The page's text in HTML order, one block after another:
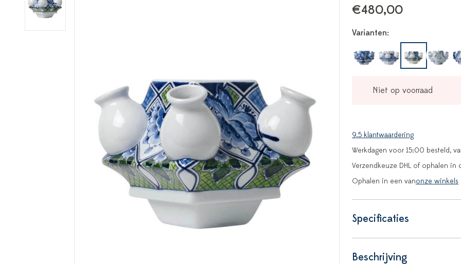
€480,00
Varianten:
Niet op voorraad
9.5 klantwaardering
Werkdagen voor 15:00 besteld,
Verzendkeuze DHL of ophalen in
Ophalen in een vanonze winkels
Specificaties
Beschrijving